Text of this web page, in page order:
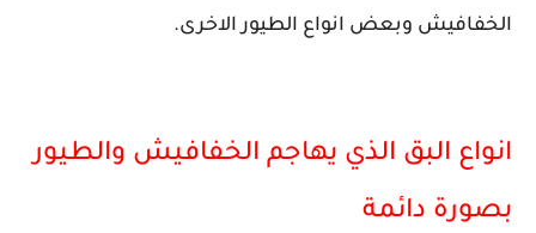
الخفافيش وبعض انواع الطيور الاخرى.
انواع البق الذي يهاجم الخفافيش والطيور
بصورة دائمة